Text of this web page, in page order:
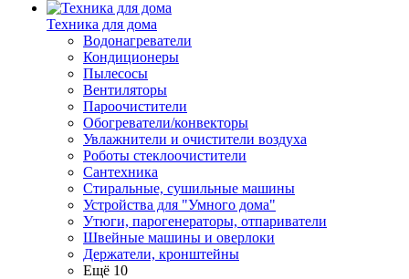
Техника для дома
Водонагреватели
Кондиционеры
Пылесосы
Вентиляторы
Пароочистители
Обогреватели/конвекторы
Увлажнители и очистители воздуха
Роботы стеклоочистители
Сантехника
Стиральные, сушильные машины
Устройства для "Умного дома"
Утюги, парогенераторы, отпариватели
Швейные машины и оверлоки
Держатели, кронштейны
Ещё 10